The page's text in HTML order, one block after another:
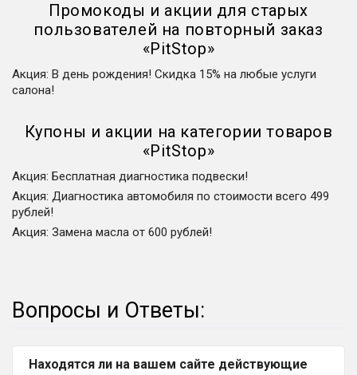
Промокоды и акции для старых
пользователей на повторный заказ
«PitStop»
Акция: В день рождения! Скидка 15% на любые услуги
салона!
Купоны и акции на категории товаров
«PitStop»
Акция: Бесплатная диагностика подвески!
Акция: Диагностика автомобиля по стоимости всего 499
рублей!
Акция: Замена масла от 600 рублей!
Вопросы и Ответы:
Находятся ли на вашем сайте действующие